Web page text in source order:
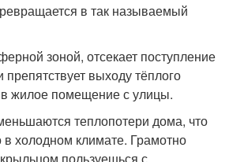
в так называемый
зоной, отсекает поступление
препятствует выходу тёплого
в жилое помещение с улицы.
теплопотери дома, что
в холодном климате. Грамотно
пользуешься с